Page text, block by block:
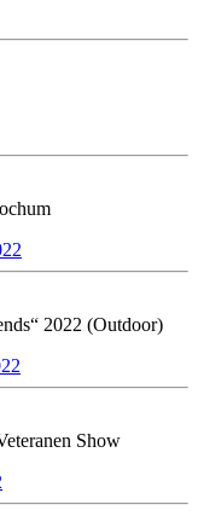
2022 (Outdoor)
Show